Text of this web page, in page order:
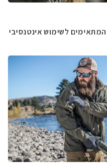
לשימוש אינטנסיבי